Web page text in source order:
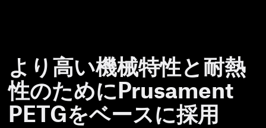
より高い機械特性と耐熱
性のためにPrusament
PETGをベースに採用